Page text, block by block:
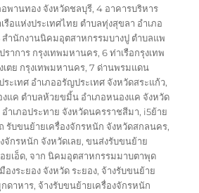
อพานทอง จังหวัดชลบุรี,4 อาคารบริหาร
รือแห่งประเทศไทย ตำบลทุ่งสุขลา อำเภอ
สำนักงานนิคมอุตสาหกรรมบางปู ตำบลแพ
ราการ กรุงเทพมหานคร,6 ท่าเรือกรุงเทพ
เตย กรุงเทพมหานคร,7 ด่านพรมแดน
ะเทศ อำเภออรัญประเทศ จังหวัดสระแก้ว,
แค ตำบลห้วยขมิ้น อำเภอหนองแค จังหวัด
ำเภอประทาย จังหวัดนครราชสีมา, i5ย้าย
รับขนย้ายเครื่องจักรหนัก จังหวัดสกลนคร,
จักรหนัก จังหวัดเลย,ขนส่งรับขนย้าย
ยเอ็ด, จาก นิคมอุตสาหกรรมมาบตาพุด
องระยอง จังหวัด ระยอง, จ้างรับขนย้าย
ดาหาร, จ้างรับขนย้ายเครื่องจักรหนัก